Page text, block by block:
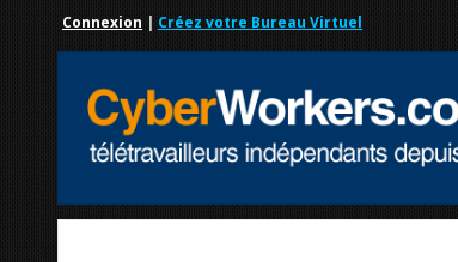
Connexion | Créez votre Bureau Virtuel